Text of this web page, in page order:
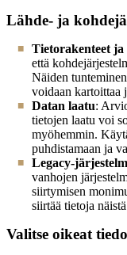
Lähde- ja
Tietorakenteet
että
Näiden
voidaan kartoittaa
Datan laatu:
tietojen laatu voi
myöhemmin.
puhdistamaan ja
Legacy-
vanhojen
siirtymisen
siirtää tietoja
Valitse oikeat